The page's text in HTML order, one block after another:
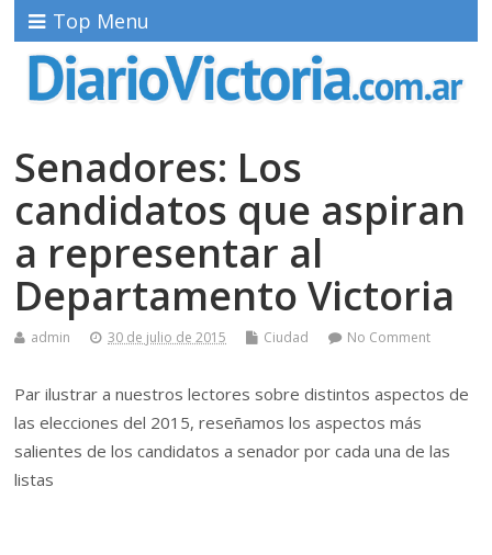
Top Menu
Senadores: Los
candidatos que aspiran
a representar al
Departamento Victoria
admin 30 de julio de 2015 Ciudad No Comment
Par ilustrar a nuestros lectores sobre distintos aspectos de
las elecciones del 2015, reseñamos los aspectos más
salientes de los candidatos a senador por cada una de las
listas